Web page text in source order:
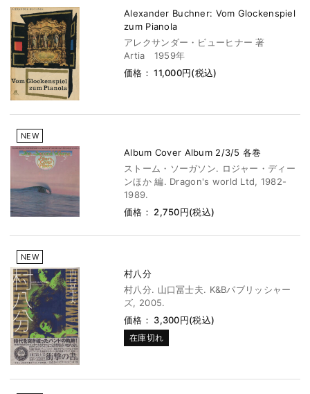
Alexander Buchner: Vom Glockenspiel
zum Pianola
アレクサンダー・ビューヒナー 著
Artia 1959年
価格： 11,000円(税込)
NEW
Album Cover Album 2/3/5 各巻
ストーム・ソーガソン. ロジャー・ディー
ンほか 編. Dragon's world Ltd, 1982-
1989.
価格： 2,750円(税込)
NEW
村八分
村八分. 山口冨士夫. K&Bパブリッシャー
ズ, 2005.
価格： 3,300円(税込)
在庫切れ